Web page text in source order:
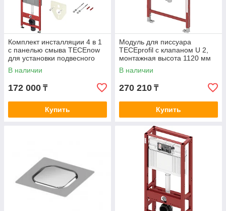
Комплект инсталляции 4 в 1
с панелью смыва ТЕСЕnow
для установки подвесного
унитаза (9400412)
В наличии
172 000 ₸
Купить
Модуль для писсуара
TECEprofil с клапаном U 2,
монтажная высота 1120 мм
(9320013)
В наличии
270 210 ₸
Купить